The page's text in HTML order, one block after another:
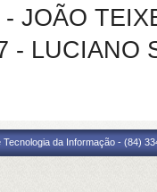
JOÃO
- LUCIANO
Tecnologia da Informação - (84)